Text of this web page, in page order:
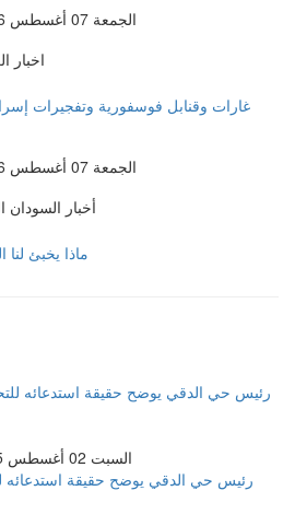
الجمعة 07 أغسطس 2026 10:07 صباحاً
اخبار
غارات وقنابل فوسفورية وتفجيرات
الجمعة 07 أغسطس 2026 09:59 صباحاً
أخبار السودان
ماذا يخبئ لنا
السبت 02 أغسطس 2025 04:25 مساءً
رئيس حي الدقي يوضح حقيقة